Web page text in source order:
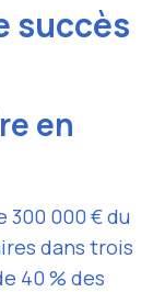
succès
en
300 000 € du
dans trois
40 % des